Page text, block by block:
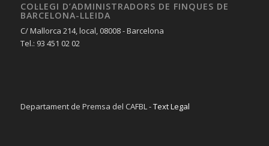
COL·LEGI D’ADMINISTRADORS DE FINQUES DE
BARCELONA-LLEIDA
C/ Mallorca 214, local, 08008 - Barcelona
Tel.: 93 451 02 02
Departament de Premsa del CAFBL -Text Legal